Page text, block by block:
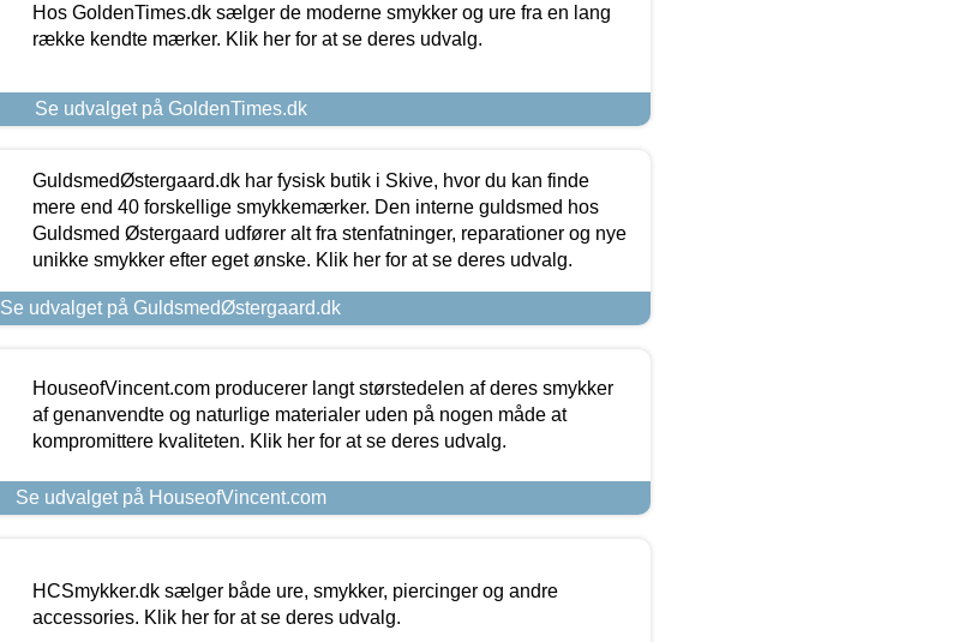
Hos GoldenTimes.dk sælger de moderne smykker og ure fra en lang
række kendte mærker. Klik her for at se deres udvalg.
Se udvalget på GoldenTimes.dk
GuldsmedØstergaard.dk har fysisk butik i Skive, hvor du kan finde
mere end 40 forskellige smykkemærker. Den interne guldsmed hos
Guldsmed Østergaard udfører alt fra stenfatninger, reparationer og nye
unikke smykker efter eget ønske. Klik her for at se deres udvalg.
Se udvalget på GuldsmedØstergaard.dk
HouseofVincent.com producerer langt størstedelen af deres smykker
af genanvendte og naturlige materialer uden på nogen måde at
kompromittere kvaliteten. Klik her for at se deres udvalg.
Se udvalget på HouseofVincent.com
HCSmykker.dk sælger både ure, smykker, piercinger og andre
accessories. Klik her for at se deres udvalg.